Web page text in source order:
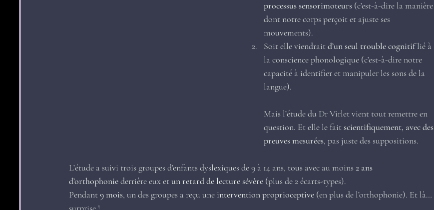
processus sensorimoteurs (c’est-à-dire la manière
dont notre corps perçoit et ajuste ses
mouvements).
Soit elle viendrait d’un seul trouble cognitif lié à
la conscience phonologique (c’est-à-dire notre
capacité à identifier et manipuler les sons de la
langue).
Mais l’étude du Dr Virlet vient tout remettre en
question. Et elle le fait scientifiquement, avec des
preuves mesurées, pas juste des suppositions.
L’étude a suivi trois groupes d’enfants dyslexiques de 9 à 14 ans, tous avec au moins 2 ans
d’orthophonie derrière eux et un retard de lecture sévère (plus de 2 écarts-types).
Pendant 9 mois, un des groupes a reçu une intervention proprioceptive (en plus de l’orthophonie). Et là…